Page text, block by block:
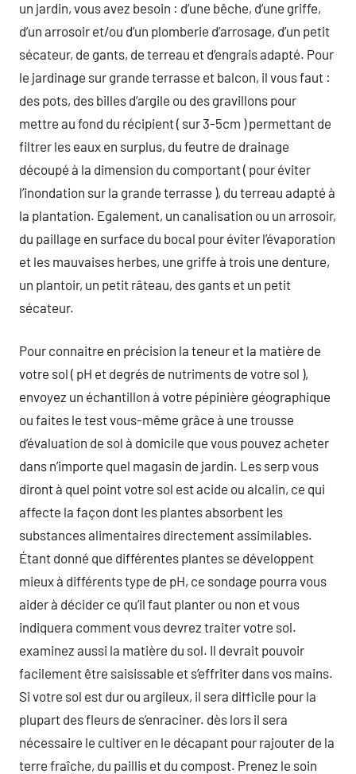
un jardin, vous avez besoin : d’une bêche, d’une griffe,
d’un arrosoir et/ou d’un plomberie d’arrosage, d’un petit
sécateur, de gants, de terreau et d’engrais adapté. Pour
le jardinage sur grande terrasse et balcon, il vous faut :
des pots, des billes d’argile ou des gravillons pour
mettre au fond du récipient ( sur 3-5cm ) permettant de
filtrer les eaux en surplus, du feutre de drainage
découpé à la dimension du comportant ( pour éviter
l’inondation sur la grande terrasse ), du terreau adapté à
la plantation. Egalement, un canalisation ou un arrosoir,
du paillage en surface du bocal pour éviter l’évaporation
et les mauvaises herbes, une griffe à trois une denture,
un plantoir, un petit râteau, des gants et un petit
sécateur.
Pour connaitre en précision la teneur et la matière de
votre sol ( pH et degrés de nutriments de votre sol ),
envoyez un échantillon à votre pépinière géographique
ou faites le test vous-même grâce à une trousse
d’évaluation de sol à domicile que vous pouvez acheter
dans n’importe quel magasin de jardin. Les serp vous
diront à quel point votre sol est acide ou alcalin, ce qui
affecte la façon dont les plantes absorbent les
substances alimentaires directement assimilables.
Étant donné que différentes plantes se développent
mieux à différents type de pH, ce sondage pourra vous
aider à décider ce qu’il faut planter ou non et vous
indiquera comment vous devrez traiter votre sol.
examinez aussi la matière du sol. Il devrait pouvoir
facilement être saisissable et s’effriter dans vos mains.
Si votre sol est dur ou argileux, il sera difficile pour la
plupart des fleurs de s’enraciner. dès lors il sera
nécessaire le cultiver en le décapant pour rajouter de la
terre fraîche, du paillis et du compost. Prenez le soin